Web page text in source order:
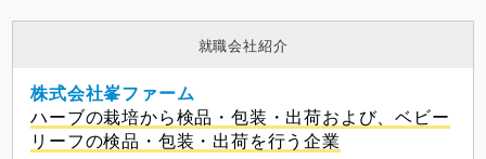
就職会社紹介
株式会社峯ファーム
ハーブの栽培から検品・包装・出荷および、ベビー
リーフの検品・包装・出荷を行う企業